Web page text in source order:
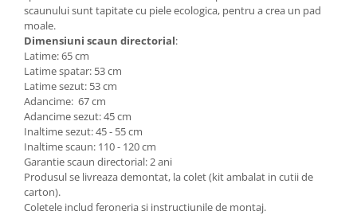
scaunului sunt tapitate cu piele ecologica, pentru a crea un pad
moale.
Dimensiuni scaun directorial:
Latime: 65 cm
Latime spatar: 53 cm
Latime sezut: 53 cm
Adancime: 67 cm
Adancime sezut: 45 cm
Inaltime sezut: 45 - 55 cm
Inaltime scaun: 110 - 120 cm
Garantie scaun directorial: 2 ani
Produsul se livreaza demontat, la colet (kit ambalat in cutii de
carton).
Coletele includ feroneria si instructiunile de montaj.